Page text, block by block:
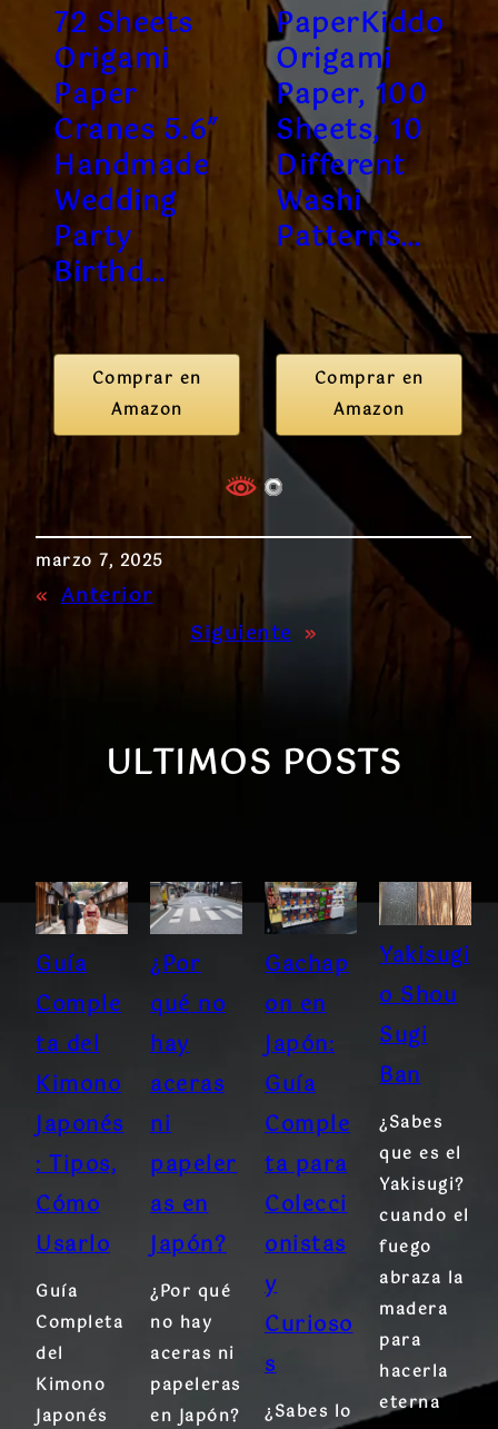
72 Sheets
Origami
Paper
Cranes 5.6″
Handmade
Wedding
Party
Birthd…
Comprar en
Amazon
PaperKiddo
Origami
Paper, 100
Sheets, 10
Different
Washi
Patterns…
Comprar en
Amazon
marzo 7, 2025
« Anterior
Siguiente »
ULTIMOS POSTS
Guía
Comple
ta del
Kimono
Japonés
: Tipos,
Cómo
Usarlo
Guía
Completa
del
Kimono
Japonés
¿Por
qué no
hay
aceras
ni
papeler
as en
Japón?
¿Por qué
no hay
aceras ni
papeleras
en Japón?
Gachap
on en
Japón:
Guía
Comple
ta para
Colecci
onistas
y
Curioso
s
¿Sabes lo
Yakisugi
o Shou
Sugi
Ban
¿Sabes
que es el
Yakisugi?
cuando el
fuego
abraza la
madera
para
hacerla
eterna